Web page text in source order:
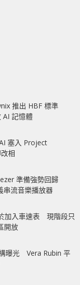
推出 HBF 標準
記憶體
塞入 Project
相
準備強勢回歸
流音樂播放器
加入車速表 現階段只
開放
曝光 Vera Rubin 平